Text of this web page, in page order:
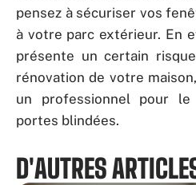
pensez à sécuriser vos
à votre parc extérieur. En
présente un certain
rénovation de votre
un professionnel pour
portes blindées.
D'AUTRES